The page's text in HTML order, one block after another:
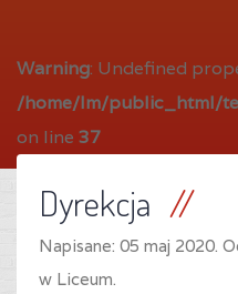
Warning: Undefined
/home/lm/public_html/
on line 37
Dyrekcja
Napisane: 05 maj 2020.
w Liceum.